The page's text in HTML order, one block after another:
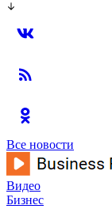
Все новости
Видео
Бизнес